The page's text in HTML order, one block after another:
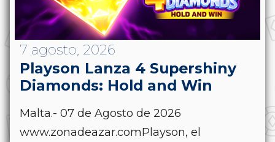
7 agosto, 2026
Playson Lanza 4 Supershiny
Diamonds: Hold and Win
Malta.- 07 de Agosto de 2026
www.zonadeazar.comPlayson, el